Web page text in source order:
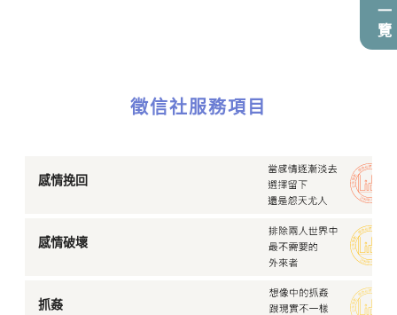
一
覽
徵信社服務項目
感情挽回
感情破壞
抓姦